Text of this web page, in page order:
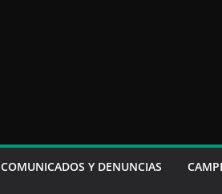
COMUNICADOS Y DENUNCIAS